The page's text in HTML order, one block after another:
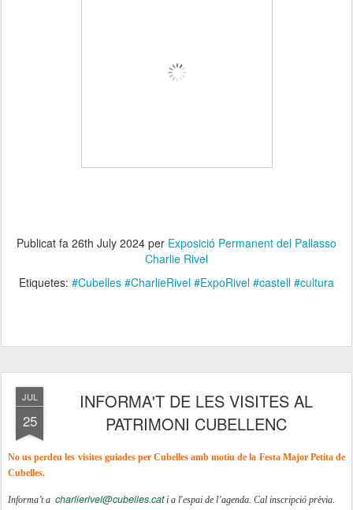
Publicat fa 26th July 2024 per Exposició Permanent del Pallasso
Charlie Rivel
Etiquetes: #Cubelles #CharlieRivel #ExpoRivel #castell #cultura
JUL
25
INFORMA'T DE LES VISITES AL
PATRIMONI CUBELLENC
No us perdeu les visites guiades per Cubelles amb motiu de la Festa Major Petita de
Cubelles.
Informa’t a charlierivel@cubelles.cati a l'espai de l’agenda. Cal inscripció prèvia.